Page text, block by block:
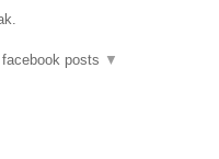
posts ▼